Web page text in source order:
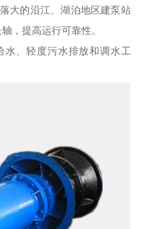
大的沿江、湖泊地区建泵站
，提高运行可靠性。
、轻度污水排放和调水工